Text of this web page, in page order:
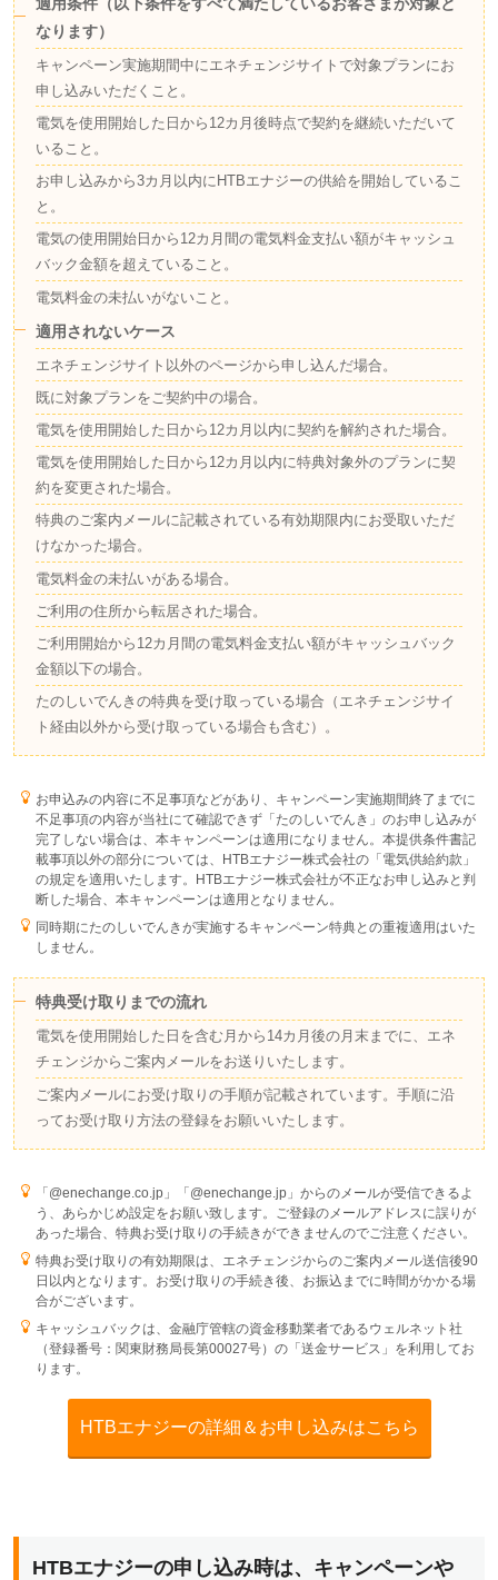
なります）
キャンペーン実施期間中にエネチェンジサイトで対象プランにお
申し込みいただくこと。
電気を使用開始した日から12カ月後時点で契約を継続いただいて
いること。
お申し込みから3カ月以内にHTBエナジーの供給を開始しているこ
と。
電気の使用開始日から12カ月間の電気料金支払い額がキャッシュ
バック金額を超えていること。
電気料金の未払いがないこと。
適用されないケース
エネチェンジサイト以外のページから申し込んだ場合。
既に対象プランをご契約中の場合。
電気を使用開始した日から12カ月以内に契約を解約された場合。
電気を使用開始した日から12カ月以内に特典対象外のプランに契
約を変更された場合。
特典のご案内メールに記載されている有効期限内にお受取いただ
けなかった場合。
電気料金の未払いがある場合。
ご利用の住所から転居された場合。
ご利用開始から12カ月間の電気料金支払い額がキャッシュバック
金額以下の場合。
たのしいでんきの特典を受け取っている場合（エネチェンジサイ
ト経由以外から受け取っている場合も含む）。
お申込みの内容に不足事項などがあり、キャンペーン実施期間終了までに
不足事項の内容が当社にて確認できず「たのしいでんき」のお申し込みが
完了しない場合は、本キャンペーンは適用になりません。本提供条件書記
載事項以外の部分については、HTBエナジー株式会社の「電気供給約款」
の規定を適用いたします。HTBエナジー株式会社が不正なお申し込みと判
断した場合、本キャンペーンは適用となりません。
同時期にたのしいでんきが実施するキャンペーン特典との重複適用はいた
しません。
特典受け取りまでの流れ
電気を使用開始した日を含む月から14カ月後の月末までに、エネ
チェンジからご案内メールをお送りいたします。
ご案内メールにお受け取りの手順が記載されています。手順に沿
ってお受け取り方法の登録をお願いいたします。
「@enechange.co.jp」「@enechange.jp」からのメールが受信できるよ
う、あらかじめ設定をお願い致します。ご登録のメールアドレスに誤りが
あった場合、特典お受け取りの手続きができませんのでご注意ください。
特典お受け取りの有効期限は、エネチェンジからのご案内メール送信後90
日以内となります。お受け取りの手続き後、お振込までに時間がかかる場
合がございます。
キャッシュバックは、金融庁管轄の資金移動業者であるウェルネット社
（登録番号：関東財務局長第00027号）の「送金サービス」を利用してお
ります。
HTBエナジーの詳細＆お申し込みはこちら
HTBエナジーの申し込み時は、キャンペーンや